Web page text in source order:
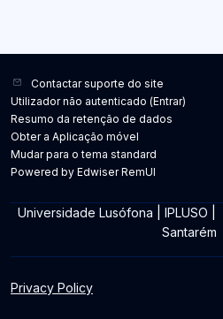
Contactar suporte do site
Utilizador não autenticado (Entrar)
Resumo da retenção de dados
Obter a Aplicação móvel
Mudar para o tema standard
Powered by Edwiser RemUI
Universidade Lusófona IPLUSO
Santarém
Privacy Policy